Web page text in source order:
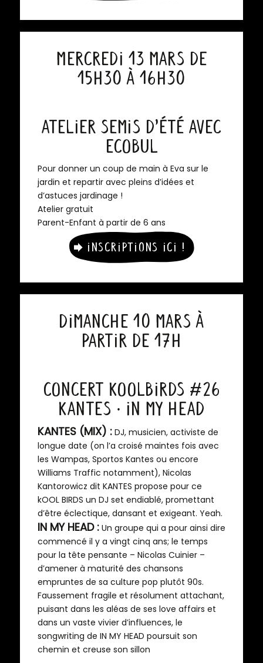
Mercredi 13 mars de
15h30 à 16h30
Atelier semis d’été avec
Ecobul
Pour donner un coup de main à Eva sur le
jardin et repartir avec pleins d’idées et
d’astuces jardinage !
Atelier gratuit
Parent-Enfant à partir de 6 ans
Inscriptions ici !
Dimanche 10 mars à
partir de 17h
Concert KoolBirds #26
KANTES · IN MY HEAD
KANTES (MIX) :DJ, musicien, activiste de
longue date (on l’a croisé maintes fois avec
les Wampas, Sportos Kantes ou encore
Williams Traffic notamment), Nicolas
Kantorowicz dit KANTES propose pour ce
kOOL BIRDS un DJ set endiablé, promettant
d’être éclectique, dansant et exigeant. Yeah.
IN MY HEAD :Un groupe qui a pour ainsi dire
commencé il y a vingt cinq ans; le temps
pour la tête pensante – Nicolas Cuinier –
d’amener à maturité des chansons
empruntes de sa culture pop plutôt 90s.
Faussement fragile et résolument attachant,
puisant dans les aléas de ses love affairs et
dans un vaste vivier d’influences, le
songwriting de IN MY HEAD poursuit son
chemin et creuse son sillon